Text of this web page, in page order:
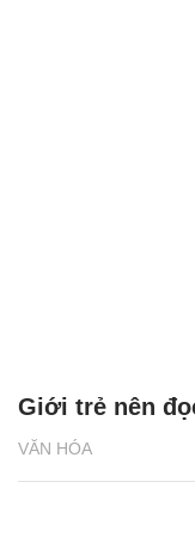
VĂN HÓA
Giới trẻ nên